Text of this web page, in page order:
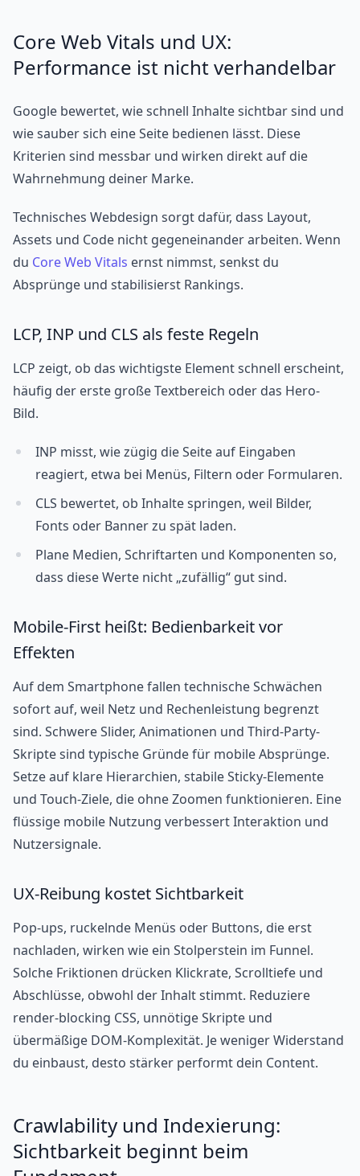
Core Web Vitals und UX:
Performance ist nicht verhandelbar
Google bewertet, wie schnell Inhalte sichtbar sind und
wie sauber sich eine Seite bedienen lässt. Diese
Kriterien sind messbar und wirken direkt auf die
Wahrnehmung deiner Marke.
Technisches Webdesign sorgt dafür, dass Layout,
Assets und Code nicht gegeneinander arbeiten. Wenn
du Core Web Vitals ernst nimmst, senkst du
Absprünge und stabilisierst Rankings.
LCP, INP und CLS als feste Regeln
LCP zeigt, ob das wichtigste Element schnell erscheint,
häufig der erste große Textbereich oder das Hero-
Bild.
INP misst, wie zügig die Seite auf Eingaben
reagiert, etwa bei Menüs, Filtern oder Formularen.
CLS bewertet, ob Inhalte springen, weil Bilder,
Fonts oder Banner zu spät laden.
Plane Medien, Schriftarten und Komponenten so,
dass diese Werte nicht „zufällig“ gut sind.
Mobile-First heißt: Bedienbarkeit vor
Effekten
Auf dem Smartphone fallen technische Schwächen
sofort auf, weil Netz und Rechenleistung begrenzt
sind. Schwere Slider, Animationen und Third-Party-
Skripte sind typische Gründe für mobile Absprünge.
Setze auf klare Hierarchien, stabile Sticky-Elemente
und Touch-Ziele, die ohne Zoomen funktionieren. Eine
flüssige mobile Nutzung verbessert Interaktion und
Nutzersignale.
UX-Reibung kostet Sichtbarkeit
Pop-ups, ruckelnde Menüs oder Buttons, die erst
nachladen, wirken wie ein Stolperstein im Funnel.
Solche Friktionen drücken Klickrate, Scrolltiefe und
Abschlüsse, obwohl der Inhalt stimmt. Reduziere
render-blocking CSS, unnötige Skripte und
übermäßige DOM-Komplexität. Je weniger Widerstand
du einbaust, desto stärker performt dein Content.
Crawlability und Indexierung:
Sichtbarkeit beginnt beim